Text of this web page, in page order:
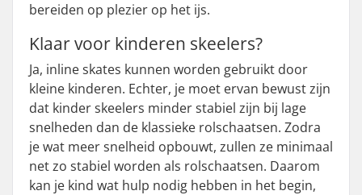
bereiden op plezier op het ijs.
Klaar voor kinderen skeelers?
Ja, inline skates kunnen worden gebruikt door
kleine kinderen. Echter, je moet ervan bewust zijn
dat kinder skeelers minder stabiel zijn bij lage
snelheden dan de klassieke rolschaatsen. Zodra
je wat meer snelheid opbouwt, zullen ze minimaal
net zo stabiel worden als rolschaatsen. Daarom
kan je kind wat hulp nodig hebben in het begin,